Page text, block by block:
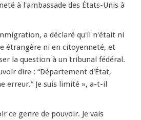
à l'ambassade des États-Unis à
a déclaré qu'il n'était ni
étrangère ni en citoyenneté, et
la question à un tribunal fédéral.
dire : “Département d'État,
erreur.” Je suis limité », a-t-il
ce genre de pouvoir. Je vais